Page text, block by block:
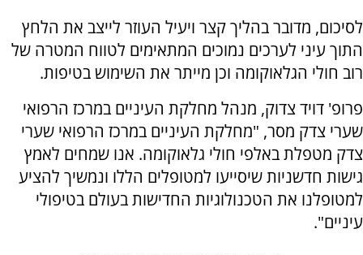
לסיכום, מדובר בהליך קצר ויעיל העוזר לייצב את הלחץ
התוך עיני לערכים נמוכים המתאימים לטווח המטרה של
רוב חולי הגלאוקומה וכן מייתר את השימוש בטיפות.
פרופ' דויד צדוק, מנהל מחלקת העיניים במרכז הרפואי
שערי צדק מסר, "מחלקת העיניים במרכז הרפואי שערי
צדק מטפלת באלפי חולי גלאוקומה. אנו שמחים לאמץ
גישות חדשניות שיסייעו למטופלים הללו ונמשיך להציע
למטופלנו את הטכנולוגיות החדישות בעולם בטיפולי
עיניים".